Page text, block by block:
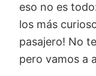
eso no es
los más
pasajero! No
pero vamos a